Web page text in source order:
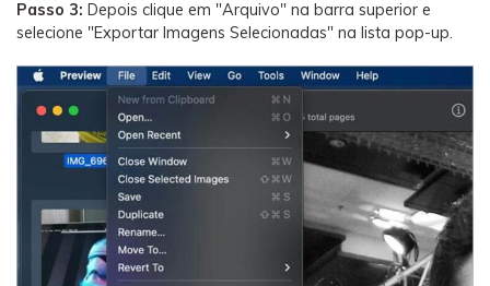
Passo 3: Depois clique em "Arquivo" na barra superior e
selecione "Exportar Imagens Selecionadas" na lista pop-up.